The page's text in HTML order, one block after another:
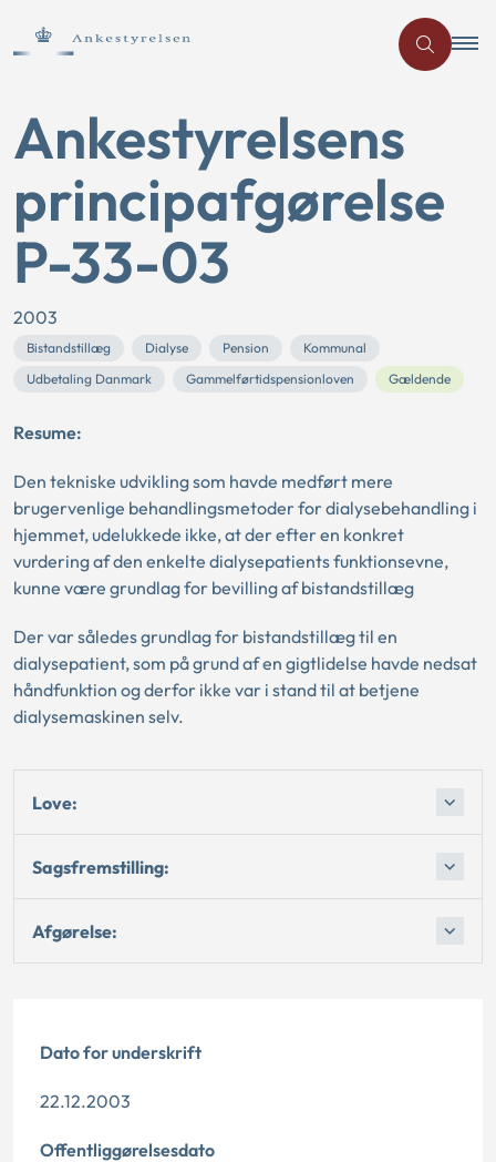
Ankestyrelsens
principafgørelse
P-33-03
2003
Bistandstillæg Dialyse Pension
Kommunal
Udbetaling Danmark
Gammelførtidspensionloven Gældende
Resume:
Den tekniske udvikling som havde medført mere
brugervenlige behandlingsmetoder for dialysebehandling i
hjemmet, udelukkede ikke, at der efter en konkret
vurdering af den enkelte dialysepatients funktionsevne,
kunne være grundlag for bevilling af bistandstillæg
Der var således grundlag for bistandstillæg til en
dialysepatient, som på grund af en gigtlidelse havde nedsat
håndfunktion og derfor ikke var i stand til at betjene
dialysemaskinen selv.
Love:
Sagsfremstilling:
Afgørelse:
Dato for underskrift
22.12.2003
Offentliggørelsesdato